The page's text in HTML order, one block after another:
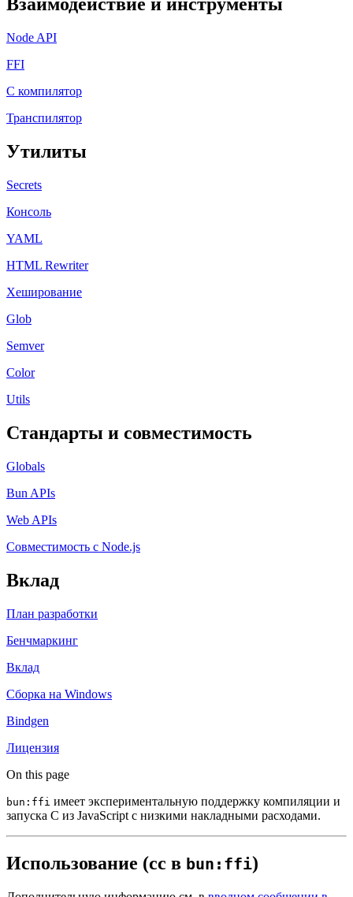
Взаимодействие и инструменты
Node API
FFI
C компилятор
Транспилятор
Утилиты
Secrets
Консоль
YAML
HTML Rewriter
Хеширование
Glob
Semver
Color
Utils
Стандарты и совместимость
Globals
Bun APIs
Web APIs
Совместимость с Node.js
Вклад
План разработки
Бенчмаркинг
Вклад
Сборка на Windows
Bindgen
Лицензия
On this page
bun:ffi имеет экспериментальную поддержку компиляции и
запуска C из JavaScript с низкими накладными расходами.
Использование (cc в bun:ffi)